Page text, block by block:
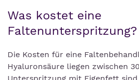
Was kostet eine
Faltenunterspritzung?
Die Kosten für eine
Hyaluronsäure liegen zwischen